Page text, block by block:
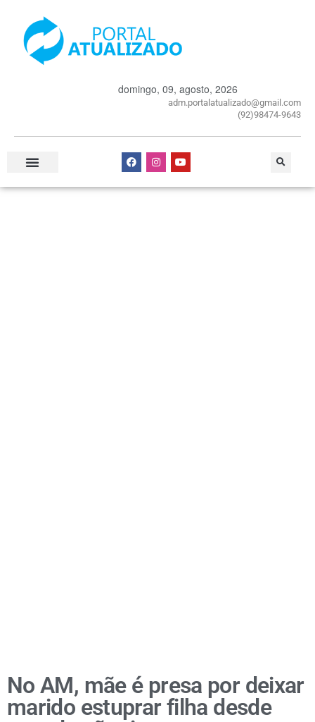
domingo, 09, agosto, 2026
adm.portalatualizado@gmail.com
(92)98474-9643
No AM, mãe é presa por deixar
marido estuprar filha desde